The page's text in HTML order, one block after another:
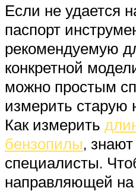
Если не удается
паспорт
рекомендуемую
конкретной
можно простым
измерить
Как измерить
бензопилы,
специалисты.
направляющей на